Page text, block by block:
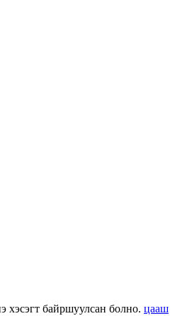
хэсэгт байршуулсан болно. цааш